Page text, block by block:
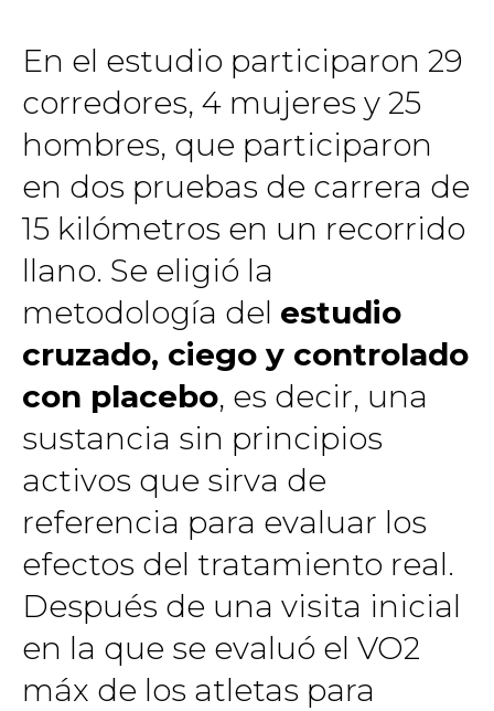
En el estudio participaron 29
corredores, 4 mujeres y 25
hombres, que participaron
en dos pruebas de carrera de
15 kilómetros en un recorrido
llano. Se eligió la
metodología del estudio
cruzado, ciego y controlado
con placebo, es decir, una
sustancia sin principios
activos que sirva de
referencia para evaluar los
efectos del tratamiento real.
Después de una visita inicial
en la que se evaluó el VO2
máx de los atletas para